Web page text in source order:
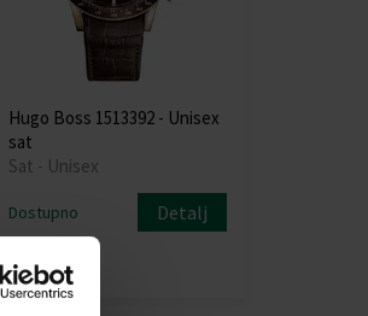
Hugo Boss 1513392 - Unisex
sat
Sat - Unisex
Dostupno Detalj
136,00 €